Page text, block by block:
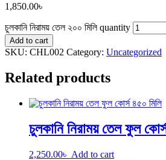
1,850.00৳
চুলকানি নিরাময় তেল ২০০ মিলি quantity
Add to cart
SKU: CHL002 Category: Uncategorized
Related products
চুলকানি নিরাময় তেল ফুল
2,250.00৳ Add to cart